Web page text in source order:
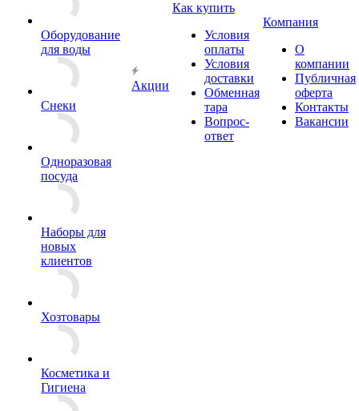
Оборудование
для воды
Снеки
Одноразовая
посуда
Наборы для
новых
клиентов
Хозтовары
Косметика и
Гигиена
Акции
Как купить
Условия
оплаты
Условия
доставки
Обменная
тара
Вопрос-
ответ
Компания
О
компании
Публичная
оферта
Контакты
Вакансии